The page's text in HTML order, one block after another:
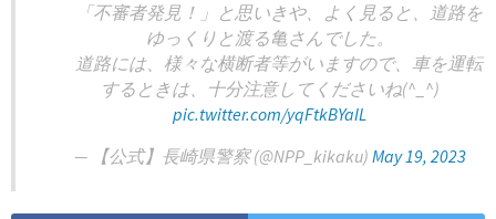
「不審者発見！」と思いきや、よく見ると、道路を
ゆっくりと渡る亀さんでした。
道路には、様々な横断者等がいますので、車を運転
するときは、十分注意してくださいね(^_^)
pic.twitter.com/yqFtkBYaIL
— 【公式】長崎県警察 (@NPP_kikaku) May 19, 2023